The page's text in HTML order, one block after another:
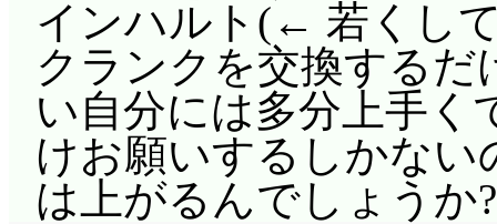
インハルト(← 若くし
クランクを交換するだ
い自分には多分上手く
けお願いするしかな
は上がるんでしょうか?